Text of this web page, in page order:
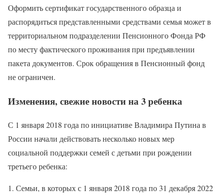
Оформить сертификат государственного образца и
распорядиться представленными средствами семья может в
территориальном подразделении Пенсионного Фонда РФ
по месту фактического проживания при предъявлении
пакета документов. Срок обращения в Пенсионный фонд
не ограничен.
Изменения, свежие новости на 3 ребенка
С 1 января 2018 года по инициативе Владимира Путина в
России начали действовать несколько новых мер
социальной поддержки семей с детьми при рождении
третьего ребенка:
Семьи, в которых с 1 января 2018 года по 31 декабря 2022